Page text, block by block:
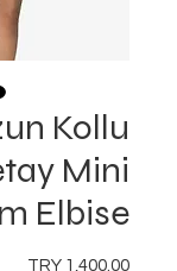
Kollu
Mini
Elbise